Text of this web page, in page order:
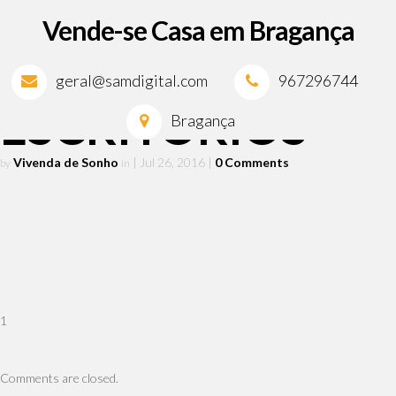
Vende-se Casa em Bragança
geral@samdigital.com 967296744
Bragança
ESCRITÓRIOS
by Vivenda de Sonho in | Jul 26, 2016 | 0 Comments
1
Comments are closed.